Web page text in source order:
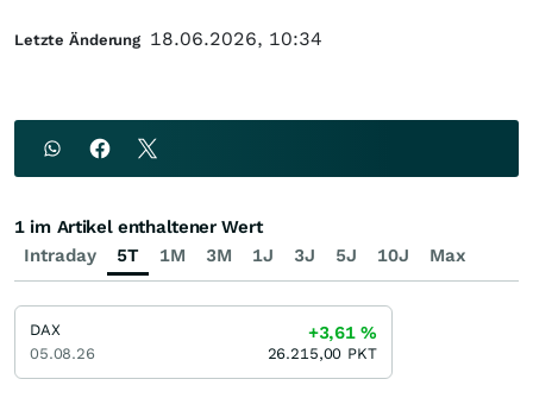
Letzte Änderung 18.06.2026, 10:34
Intraday 5T 1M 3M 1J 3J 5J 10J Max
1 im Artikel enthaltener Wert
DAX
05.08.26
+3,61%
26.215,00 PKT